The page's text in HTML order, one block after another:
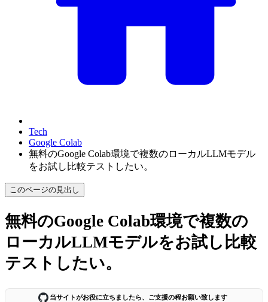
Tech
Google Colab
無料のGoogle Colab環境で複数のローカルLLMモデル
をお試し比較テストしたい。
このページの見出し
無料のGoogle Colab環境で複数の
ローカルLLMモデルをお試し比較
テストしたい。
当サイトがお役に立ちましたら、ご支援の程お願い致します